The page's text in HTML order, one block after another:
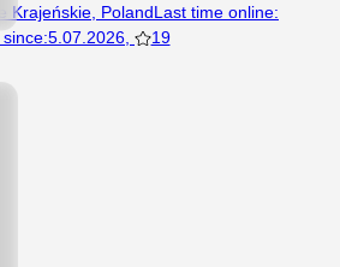
Krajeńskie, PolandLast time online:
:5.07.2026 19